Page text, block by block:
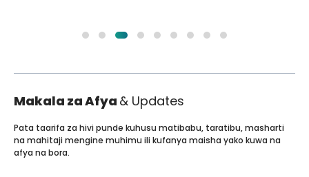
Makala za Afya & Updates
Pata taarifa za hivi punde kuhusu matibabu, taratibu, masharti
na mahitaji mengine muhimu ili kufanya maisha yako kuwa na
afya na bora.